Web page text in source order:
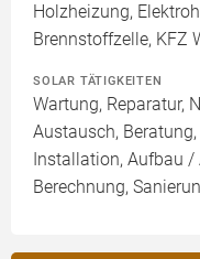
Holzheizung,
Brennstoffzelle, KFZ
SOLAR TÄTIGKEITEN
Wartung, Reparatur,
Austausch,
Installation, Aufbau
Berechnung,